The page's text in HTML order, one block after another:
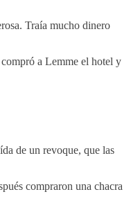
Traía mucho dinero
a Lemme el hotel y
de un revoque, que las
compraron una chacra